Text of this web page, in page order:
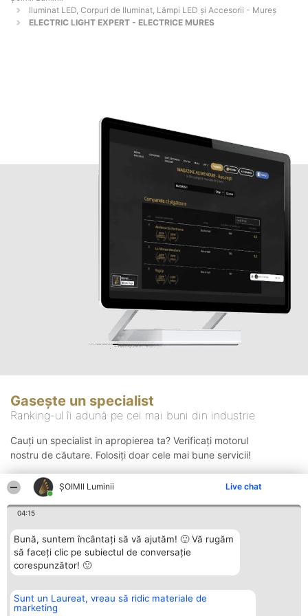
ȘOIMII Luminii Live chat
04:15
Bună, suntem încântați să vă ajutăm! 🙂 Vă rugăm
să faceți clic pe subiectul de conversație
corespunzător! 🙂
Sunt un Laureat, vreau să ridic materiale de
marketing
Iluminat LED, Corpuri de Iluminat, Lămpi LED și Accesorii - Mureş
ELECTRIC LIGHT EXPERT - ELECTRICE MURES
Gasește un specialist
Ranking-ul îi adună pe cei mai buni din industrie
Cauți un specialist in apropierea ta? Verificați motorul
nostru de căutare. Folosiți doar cele mai bune servicii!
Organizator Ranking
BRIGHT SOLUTIONS BR SRL
Plebiscyt Contact